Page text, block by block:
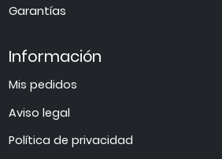
Garantías
Información
Mis pedidos
Aviso legal
Política de privacidad